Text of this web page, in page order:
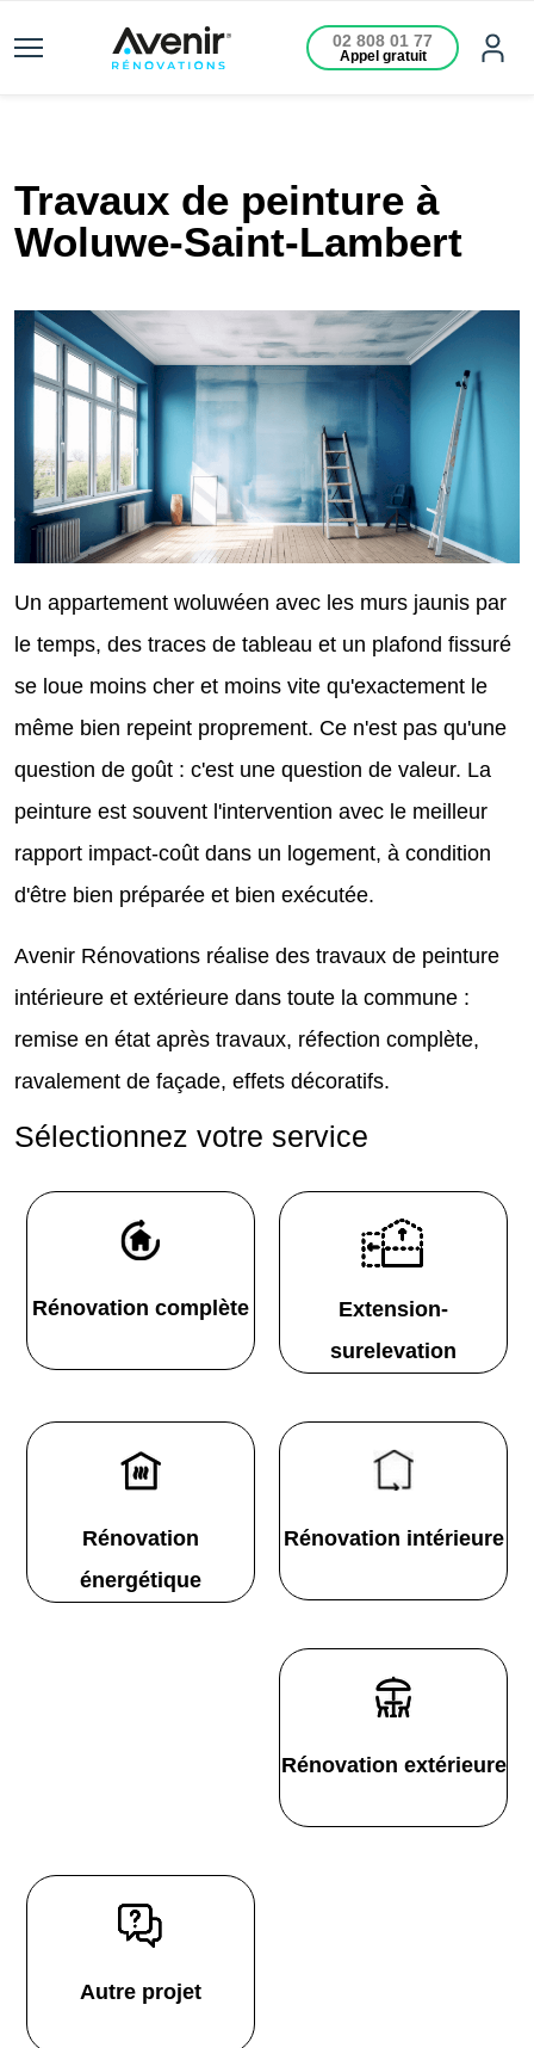
02 808 01 77
Appel gratuit
Travaux de peinture à
Woluwe-Saint-Lambert
Un appartement woluwéen avec les murs jaunis par
le temps, des traces de tableau et un plafond fissuré
se loue moins cher et moins vite qu'exactement le
même bien repeint proprement. Ce n'est pas qu'une
question de goût : c'est une question de valeur. La
peinture est souvent l'intervention avec le meilleur
rapport impact-coût dans un logement, à condition
d'être bien préparée et bien exécutée.
Avenir Rénovations réalise des travaux de peinture
intérieure et extérieure dans toute la commune :
remise en état après travaux, réfection complète,
ravalement de façade, effets décoratifs.
Sélectionnez votre service
Rénovation complète
Extension-
surelevation
Rénovation
énergétique
Rénovation intérieure
Rénovation extérieure
Autre projet